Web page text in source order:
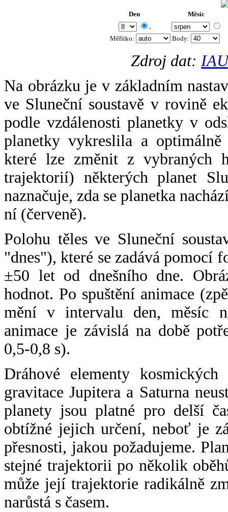
Den Měsíc
.
Měřítko: Body:
Zdroj dat:
Na obrázku je v základním
ve Sluneční soustavě v rovině
podle vzdálenosti planetky v
planetky vykreslila a
které lze změnit z vybraných
trajektorií) některých planet
naznačuje, zda se planetka
ní (červeně).
Polohu těles ve Sluneční
"dnes"), které se zadává pomocí
±50 let od dnešního dne.
hodnot. Po spuštění animace
mění v intervalu den, měsíc
animace je závislá na době
0,5-0,8 s).
Dráhové elementy
gravitace Jupitera a Saturna
planety jsou platné pro delší
obtížné jejich určení, neboť je
přesnosti, jakou požadujeme.
stejné trajektorii po několik
může její trajektorie radikálně
narůstá s časem.